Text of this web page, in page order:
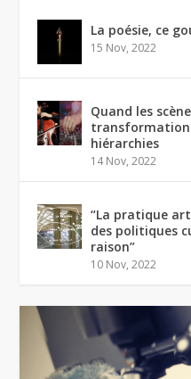
La poésie, ce
15 Nov, 2022
Quand les
hiérarchies
14 Nov, 2022
“La pratique
des politiques
raison”
10 Nov, 2022